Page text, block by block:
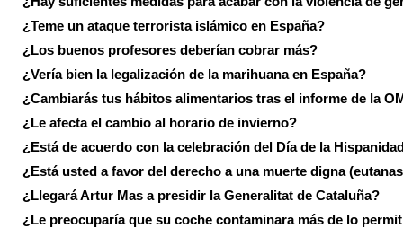
¿Teme un ataque terrorista islámico en España?
¿Los buenos profesores deberían cobrar más?
¿Vería bien la legalización de la marihuana en España?
¿Cambiarás tus hábitos alimentarios tras el informe de la
¿Le afecta el cambio al horario de invierno?
¿Está de acuerdo con la celebración del Día de la
¿Está usted a favor del derecho a una muerte digna
¿Llegará Artur Mas a presidir la Generalitat de Cataluña?
¿Le preocuparía que su coche contaminara más de lo